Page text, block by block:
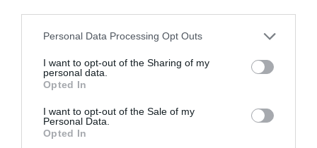
Personal Data Processing Opt Outs
I want to opt-out of the Sharing of my
personal data.
Opted In
I want to opt-out of the Sale of my
Personal Data.
Opted In
com a aprenent de pastisser de Barcelona fins
arribar a ser el millor mestre xocolater del món. Un
èxit que no és fruit de la casualitat, sinó d’anys de
personals i una visió molt clara de fins on volia
arribar.